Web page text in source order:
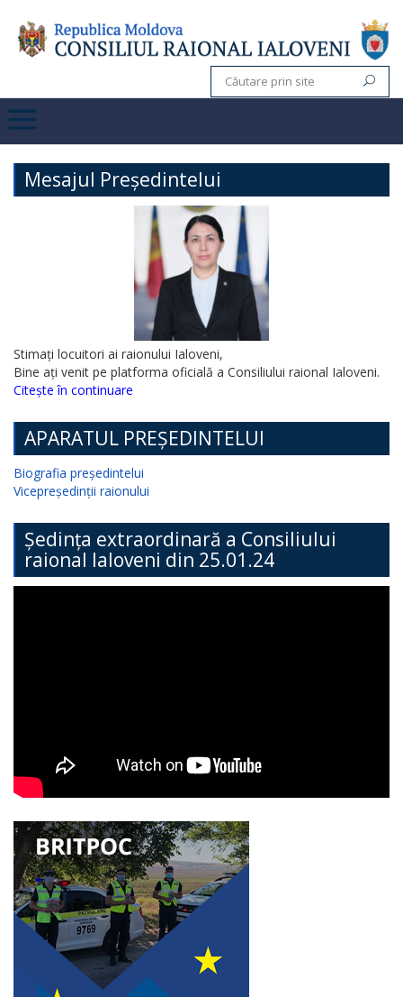
Mesajul Președintelui
Stimați locuitori ai raionului Ialoveni,
Bine ați venit pe platforma oficială a Consiliului raional Ialoveni.
Citește în continuare
APARATUL PREȘEDINTELUI
Biografia președintelui
Vicepreședinții raionului
Ședința extraordinară a Consiliului
raional Ialoveni din 25.01.24